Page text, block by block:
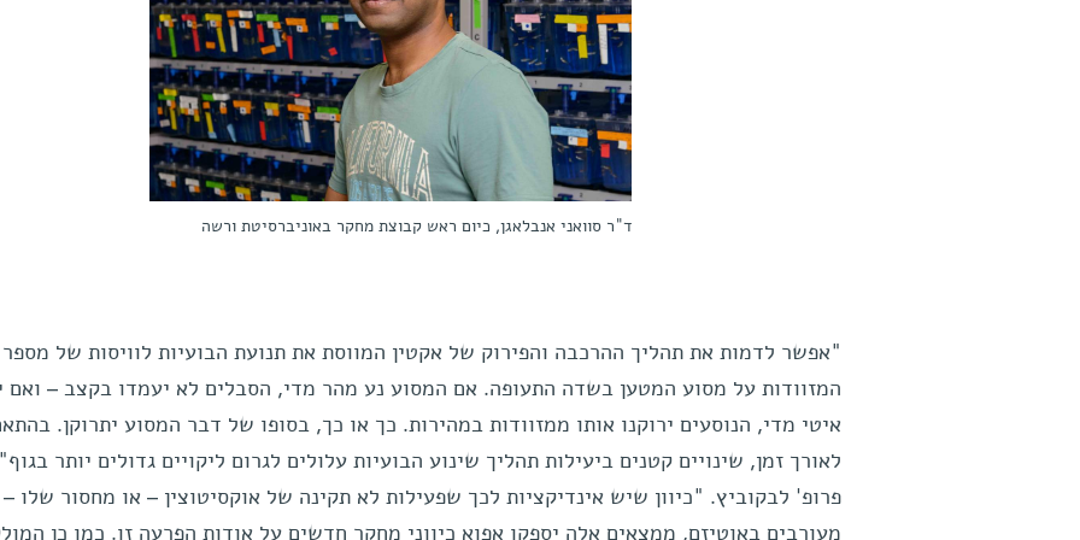
ד"ר סוואני אנבלאגן, כיום ראש קבוצת מחקר באוניברסיטת ורשה
"אפשר לדמות את תהליך ההרכבה והפירוק של אקטין המווסת את תנועת הבועיות לוויסות של מספר
המזוודות על מסוע המטען בשדה התעופה. אם המסוע נע מהר מדי, הסבלים לא יעמדו בקצב – ואם
איטי מדי, הנוסעים ירוקנו אותו ממזוודות במהירות. כך או כך, בסופו של דבר המסוע יתרוקן.
לאורך זמן, שינויים קטנים ביעילות תהליך שינוע הבועיות עלולים לגרום ליקויים גדולים יותר
פרופ' לבקוביץ. "כיוון שיש אינדיקציות לכך שפעילות לא תקינה של אוקסיטוצין – או מחסור שלו –
מעורבים באוטיזם, ממצאים אלה יספקו אפוא כיווני מחקר חדשים על אודות הפרעה זו. כמו כן